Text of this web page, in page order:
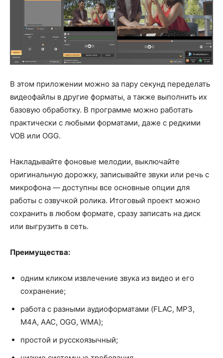
В этом приложении можно за пару секунд переделать
видеофайлы в другие форматы, а также выполнить их
базовую обработку. В программе можно работать
практически с любыми форматами, даже с редкими
VOB или OGG.
Накладывайте фоновые мелодии, выключайте
оригинальную дорожку, записывайте звуки или речь с
микрофона — доступны все основные опции для
работы с озвучкой ролика. Итоговый проект можно
сохранить в любом формате, сразу записать на диск
или выгрузить в сеть.
Преимущества:
одним кликом извлечение звука из видео и его
сохранение;
работа с разными аудиоформатами (FLAC, MP3,
M4A, AAC, OGG, WMA);
простой и русскоязычный;